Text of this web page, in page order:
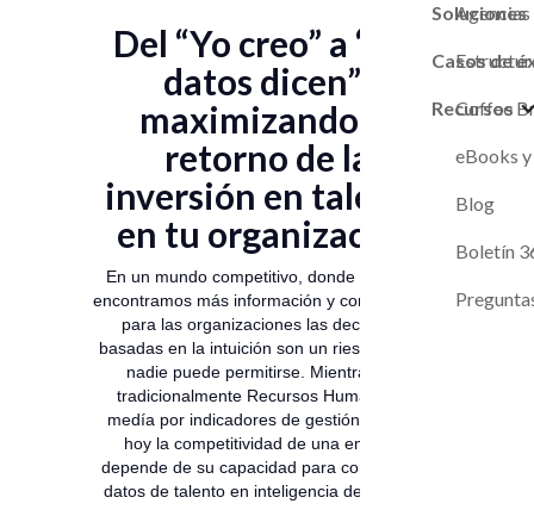
Soluciones
Marca
Casos de
Coffee
Recursos
eBooks
Blog
Boletín
Magneto
Contacto
Próximos
Del “Yo creo” a “Los
datos dicen”:
maximizando el
retorno de la
inversión en talento
en tu organización
En un mundo competitivo, donde cada vez
encontramos más información y competencia,
para las organizaciones las decisiones
basadas en la intuición son un riesgo que ya
nadie puede permitirse. Mientras que
tradicionalmente Recursos Humanos se
medía por indicadores de gestión básicos,
hoy la competitividad de una empresa
depende de su capacidad para convertir los
datos de talento en inteligencia de negocio.